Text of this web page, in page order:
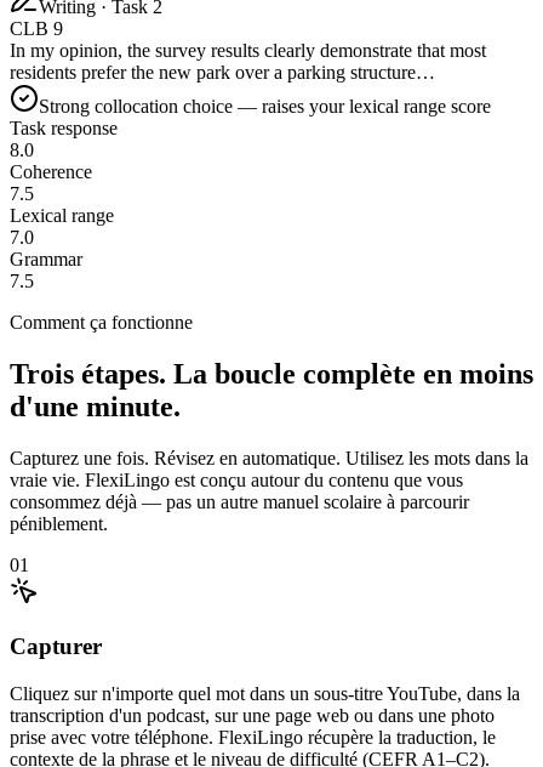
Writing · Task 2
CLB 9
In my opinion, the survey results clearly demonstrate that most
residents prefer the new park over a parking structure…
Strong collocation choice — raises your lexical range score
Task response
8.0
Coherence
7.5
Lexical range
7.0
Grammar
7.5
Comment ça fonctionne
Trois étapes. La boucle complète en moins
d'une minute.
Capturez une fois. Révisez en automatique. Utilisez les mots dans la
vraie vie. FlexiLingo est conçu autour du contenu que vous
consommez déjà — pas un autre manuel scolaire à parcourir
péniblement.
01
Capturer
Cliquez sur n'importe quel mot dans un sous-titre YouTube, dans la
transcription d'un podcast, sur une page web ou dans une photo
prise avec votre téléphone. FlexiLingo récupère la traduction, le
contexte de la phrase et le niveau de difficulté (CEFR A1–C2).